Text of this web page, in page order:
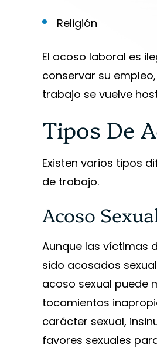
Religión
El acoso laboral es
conservar su
trabajo se vuelve
Tipos De
Existen varios tipos
de trabajo.
Acoso
Aunque las víctimas
sido acosados
acoso sexual puede
tocamientos
carácter sexual,
favores sexuales